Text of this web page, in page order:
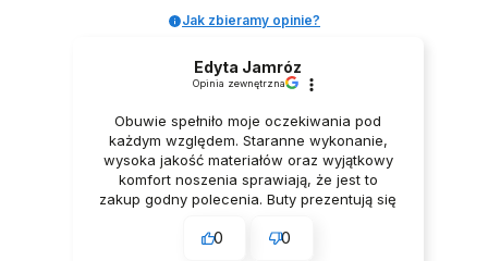
KĄPIELÓWKI MĘSKIE SLIPY SLIPKI PAPRYCZKI HOT
KĄPIELÓWKI MĘSKIE SLIPY SLIPKI PLAŻA FLAMINGI
KĄPIELÓWKI MĘSKIE SLIPY SLIPKI ŻÓŁTE SKORPIONY
KĄPIELÓWKI MĘSKIE SLIPY SLIPKI ARBUZY EXOTIC
KĄPIELÓWKI MĘSKIE SLIPY SLIPKI PALMA KOKOSOWA
MĘSKIE KĄPIELÓWKI SLIPY SLIPKI PASY GREEN BLUE
40,00 zł
KĄPIELÓWKI MĘSKIE SLIPY SLIPKI DŻUNGLA JUNGLE
KĄPIELÓWKI MĘSKIE SLIPY SLIPKI KWIATY
Jak zbieramy opinie?
Edyta Jamróz
Opinia zewnętrzna
Obuwie spełniło moje oczekiwania pod
każdym względem. Staranne wykonanie,
wysoka jakość materiałów oraz wyjątkowy
komfort noszenia sprawiają, że jest to
zakup godny polecenia. Buty prezentują się
przekonaniem polecam ten produkt.
0 0